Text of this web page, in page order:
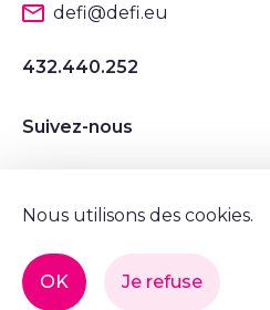
defi@defi.eu
432.440.252
Suivez-nous
© Tous droits réservés, DéFI
Nous utilisons des cookies.
OK Je refuse